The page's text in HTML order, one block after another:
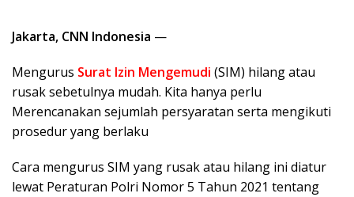
Jakarta, CNN Indonesia —
Mengurus Surat Izin Mengemudi (SIM) hilang atau
rusak sebetulnya mudah. Kita hanya perlu
Merencanakan sejumlah persyaratan serta mengikuti
prosedur yang berlaku
Cara mengurus SIM yang rusak atau hilang ini diatur
lewat Peraturan Polri Nomor 5 Tahun 2021 tentang